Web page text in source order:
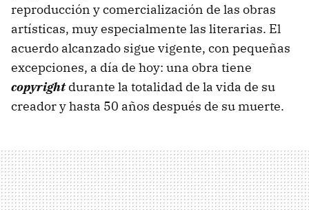
reproducción y comercialización de las obras
artísticas, muy especialmente las literarias. El
acuerdo alcanzado sigue vigente, con pequeñas
excepciones, a día de hoy: una obra tiene
copyrightdurante la totalidad de la vida de su
creador y hasta 50 años después de su muerte.